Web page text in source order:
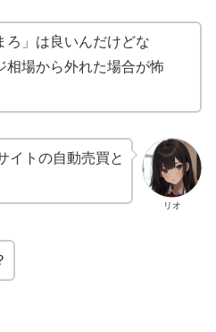
ろ」は良いんだけどな
場から外れた場合が怖
リオ
トの自動売買と